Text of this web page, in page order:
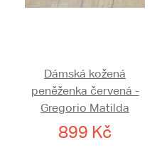
Dámská kožená
peněženka červená -
Gregorio Matilda
899 Kč